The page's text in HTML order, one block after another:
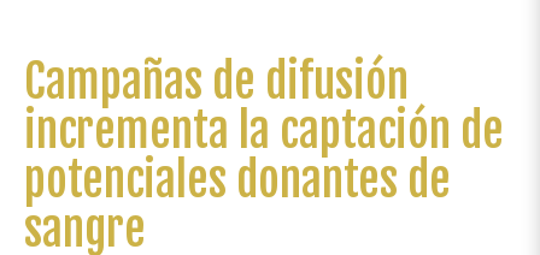
Campañas de difusión
incrementa la captación de
potenciales donantes de
sangre